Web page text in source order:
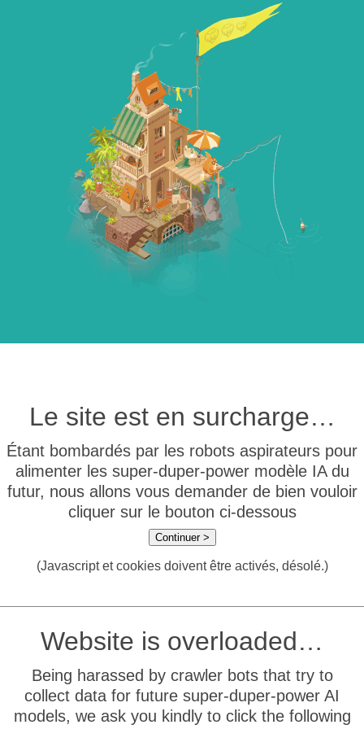
Le site est en surcharge…
Étant bombardés par les robots aspirateurs pour
alimenter les super-duper-power modèle IA du
futur, nous allons vous demander de bien vouloir
cliquer sur le bouton ci-dessous
Continuer >
(Javascript et cookies doivent être activés, désolé.)
Website is overloaded…
Being harassed by crawler bots that try to
collect data for future super-duper-power AI
models, we ask you kindly to click the following